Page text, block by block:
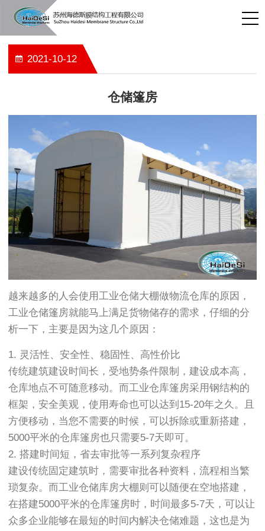
2021-10-12
仓储篷房
越来越多的人会使用工业仓储大棚做物流仓库的原因，
工业仓储篷房就能马上满足货物储存的需求，仔细的分
析一下，主要是因为这几个原因：
1. 灵活性、安全性、稳固性、高性价比
传统建筑建设时间长，受地势条件限制，建设成本高，
仓库地点不可随意移动。而工业仓库篷房采用钢结构的
框架，安全美观，使用寿命也可以达到15-20年之久。且
方便移动，当您不需要的时候，可以拆除或重新搭建，
5000平米的仓库篷房也只需要5-7天即可。
2. 搭建时间短，省去审批等一系列复杂程序
建设传统固定建筑时，需要审批各种资料，流程相当繁
琐复杂。而工业仓储库房大棚则可以随便在空地搭建，
在搭建5000平米的仓库篷房时，时间最多5-7天，可以让
众多企业能够在最短的时间内解决仓储难题，这也是为